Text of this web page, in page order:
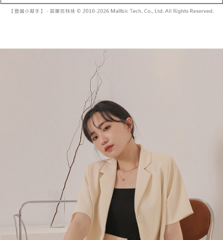
締め日後に支払いリマインダーのSMSを送信します。
1. 本サービスは「台湾大哥大株式会社」（以下「当社」といいます）によ
って提供され、ユーザーが取引時に本サービスを通じて商品やサービスを
購入できるようにし、店舗が売買／分割払い売買の債権を当社に譲渡した
後、契約に基づいて当社の請求書で帳款を支払うことになります。
2. 「OP Pay Later」を利用する契約関係の目的から、店舗はあなたの個人
情報（名前、電話または住所を含む）を台湾大哥大に提供し、収集、処理
および利用するために、当社があなた本人と分割請求書に必要な情報の確
認、照合および修正を行います。
3. 完全なユーザーサービス規約については、以下のリンクを参照してくだ
https://oppay.tw/userRule
代金納付期限は最短で 14 日以内ですので、ご注意ください。AFTEE アプ
リをダウンロードして AFTEE 会員になるとお支払い期限を最長 45 日以内
とに計算されます。AFTEEで注文すると、商品を受け取るまで支払い期限
を延長できますが、商品を期限内に受け取れない場合があります（例：予
約商品や商品到着日が比較的遅い商品）。そのため、商品到着の有無に関
わらず、AFTEEで指定された期限内にお支払いください。
1.初回 AFTEEを ご利用の際に、認証結果及び当社の審査の結果に基づ
き、限度額が設定されます。
2.決済金額は最低NT$20です。
3.現在、台湾の会員のみご利用いただけます。
三、利用規約「AFTEE代金後払い」（以下当サービスという）はネットプ
ロテクションズ（以下 AFTEE という）が提供し、AFTEEが代金を徴収し
ます。当サービスご利用の際に提供しなければならない個人情報（注文者
の氏名、電話番号、受取人の氏名、電話番号、受取人住所を含むがこれに
限らない）は、AFTEEに渡され当サービスで必要な範囲内で利用されま
す。AFTEEの個人情報の収集、処理、利用について、詳細はAFTEE公式ホ
ームページの『個人情報の収集、処理及び利用に関する声明』をご参照く
ださい（
https://aftee.tw/privacypolicy/
AFTEEの初回ご利用の際に、審査を通過すれば、最高額がNT$10,000にな
ります。支払い期限を過ぎた場合、その金額に基づいて年利20%の遅延滞
已關閉，請勿下單
配送毎にNT$60、NT$1,800以上で送料無料
配送毎にNT$60、NT$1,600以上で送料無料
配送毎にNT$100、NT$2,500以上で送料無料